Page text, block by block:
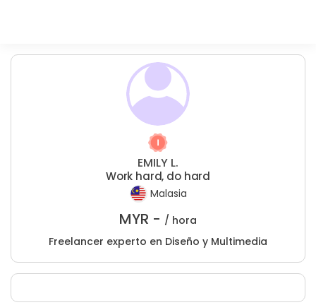
EMILY L.
Work hard, do hard
Malasia
MYR - / hora
Freelancer experto en Diseño y Multimedia